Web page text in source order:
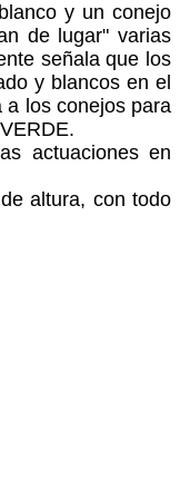
y un conejo
de lugar" varias
señala que los
y blancos en el
a los conejos para
actuaciones en
altura, con todo